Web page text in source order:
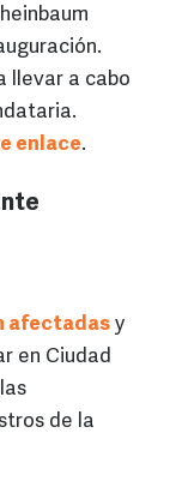
llevar a cabo
enlace.
afectadas y
en Ciudad
de la